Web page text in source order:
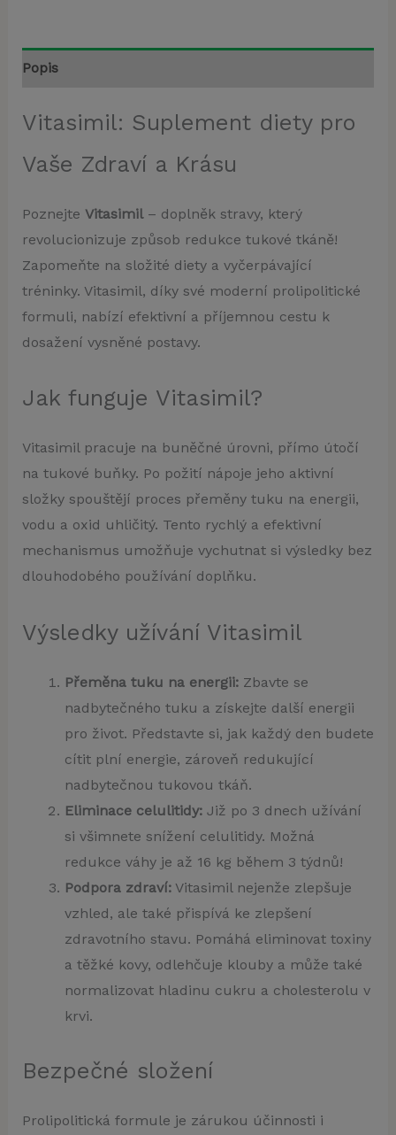
Popis
Vitasimil: Suplement diety pro
Vaše Zdraví a Krásu
Poznejte Vitasimil– doplněk stravy, který
revolucionizuje způsob redukce tukové tkáně!
Zapomeňte na složité diety a vyčerpávající
tréninky. Vitasimil, díky své moderní prolipolitické
formuli, nabízí efektivní a příjemnou cestu k
dosažení vysněné postavy.
Jak funguje Vitasimil?
Vitasimil pracuje na buněčné úrovni, přímo útočí
na tukové buňky. Po požití nápoje jeho aktivní
složky spouštějí proces přeměny tuku na energii,
vodu a oxid uhličitý. Tento rychlý a efektivní
mechanismus umožňuje vychutnat si výsledky bez
dlouhodobého používání doplňku.
Výsledky užívání Vitasimil
Přeměna tuku na energii:Zbavte se
nadbytečného tuku a získejte další energii
pro život. Představte si, jak každý den budete
cítit plní energie, zároveň redukující
nadbytečnou tukovou tkáň.
Eliminace celulitidy:Již po 3 dnech užívání
si všimnete snížení celulitidy. Možná
redukce váhy je až 16 kg během 3 týdnů!
Podpora zdraví:Vitasimil nejenže zlepšuje
vzhled, ale také přispívá ke zlepšení
zdravotního stavu. Pomáhá eliminovat toxiny
a těžké kovy, odlehčuje klouby a může také
normalizovat hladinu cukru a cholesterolu v
krvi.
Bezpečné složení
Prolipolitická formule je zárukou účinnosti i